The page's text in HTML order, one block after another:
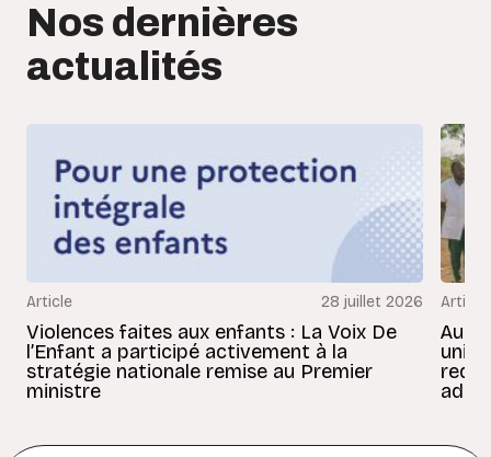
Nos dernières
actualités
Article 28 juillet 2026
Violences faites aux enfants : La Voix De
l’Enfant a participé activement à la
stratégie nationale remise au Premier
ministre
Article
Au